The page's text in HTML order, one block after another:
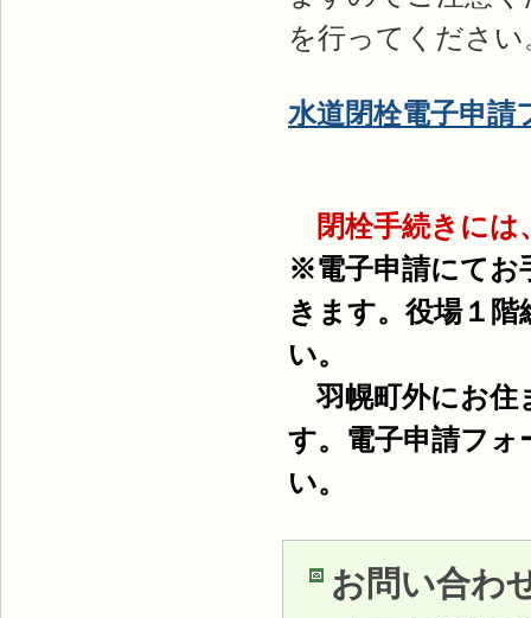
を行ってください
水道閉栓電子申請
閉栓手続きには
※電子申請にてお
きます。役場１
い。
羽幌町外にお住
す。電子申請フ
い。
お問い合わ